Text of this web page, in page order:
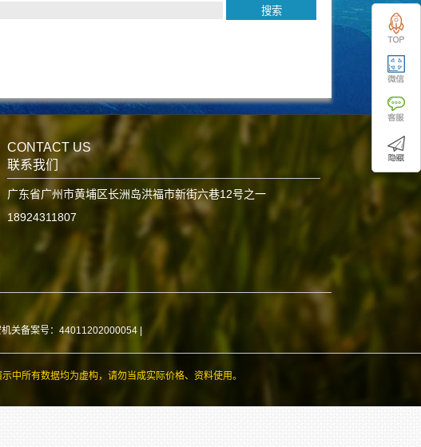
CONTACT US
联系我们
广东省广州市黄埔区长洲岛洪福市新街六巷12号之一
18924311807
关备案号：44011202000054
中所有数据均为虚构，请勿当成实际价格、资料使用。